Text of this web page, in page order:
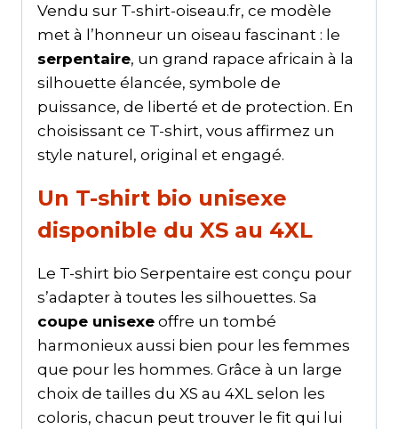
Vendu sur T-shirt-oiseau.fr, ce modèle
met à l’honneur un oiseau fascinant : le
serpentaire, un grand rapace africain à la
silhouette élancée, symbole de
puissance, de liberté et de protection. En
choisissant ce T-shirt, vous affirmez un
style naturel, original et engagé.
Un T-shirt bio unisexe
disponible du XS au 4XL
Le T-shirt bio Serpentaire est conçu pour
s’adapter à toutes les silhouettes. Sa
coupe unisexe offre un tombé
harmonieux aussi bien pour les femmes
que pour les hommes. Grâce à un large
choix de tailles du XS au 4XL selon les
coloris, chacun peut trouver le fit qui lui